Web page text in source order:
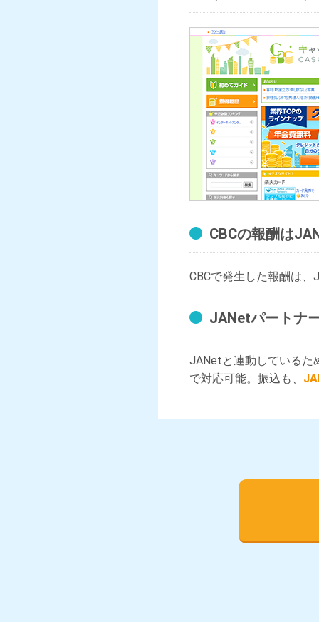
CBCの報酬は
CBCで発生した報酬は
JANetパートナ
JANetと連動しているた
で対応可能。振込も、